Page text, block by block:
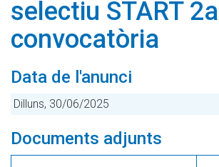
selectiu START 2a
convocatòria
Data de l'anunci
Dilluns, 30/06/2025
Documents adjunts